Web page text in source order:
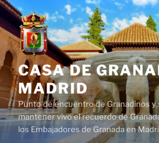
Saltar
al
contenido
CASA DE
MADRID
Punto de encuentro de Granadinos y
mantener vivo el recuerdo de
los Embajadores de Granada en